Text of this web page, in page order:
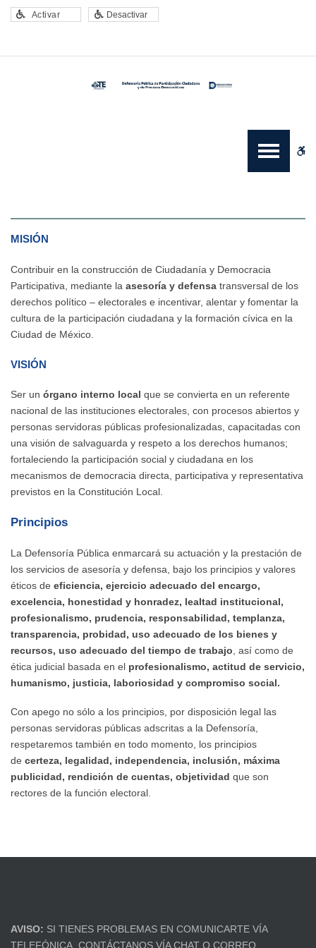
Misión,
y
Ciudad
México
Activar Desactivar
MISIÓN
Contribuir en la construcción de Ciudadanía y Democracia
Participativa, mediante la asesoría y defensa transversal de los
derechos político – electorales e incentivar, alentar y fomentar la
cultura de la participación ciudadana y la formación cívica en la
Ciudad de México.
VISIÓN
Ser un órgano interno local que se convierta en un referente
nacional de las instituciones electorales, con procesos abiertos y
personas servidoras públicas profesionalizadas, capacitadas con
una visión de salvaguarda y respeto a los derechos humanos;
fortaleciendo la participación social y ciudadana en los
mecanismos de democracia directa, participativa y representativa
previstos en la Constitución Local.
Principios
La Defensoría Pública enmarcará su actuación y la prestación de
los servicios de asesoría y defensa, bajo los principios y valores
éticos de eficiencia, ejercicio adecuado del encargo,
excelencia, honestidad y honradez, lealtad institucional,
profesionalismo, prudencia, responsabilidad, templanza,
transparencia, probidad, uso adecuado de los bienes y
recursos, uso adecuado del tiempo de trabajo, así como de
ética judicial basada en el profesionalismo, actitud de servicio,
humanismo, justicia, laboriosidad y compromiso social.
Con apego no sólo a los principios, por disposición legal las
personas servidoras públicas adscritas a la Defensoría,
respetaremos también en todo momento, los principios
de certeza, legalidad, independencia, inclusión, máxima
publicidad, rendición de cuentas, objetividad que son
rectores de la función electoral.
AVISO: SI TIENES PROBLEMAS EN COMUNICARTE VÍA
TELEFÓNICA, CONTÁCTANOS VÍA CHAT O CORREO